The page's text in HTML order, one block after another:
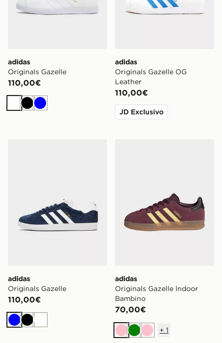
adidas
Originals Gazelle
110,00€
Bianco
Nero
Blu
adidas
Originals Gazelle OG
Leather
110,00€
JD Exclusivo
adidas
Originals Gazelle
110,00€
BluNeroBianco
adidas
Originals Gazelle Indoor
Bambino
70,00€
RosaVerdeRosa
+ 1